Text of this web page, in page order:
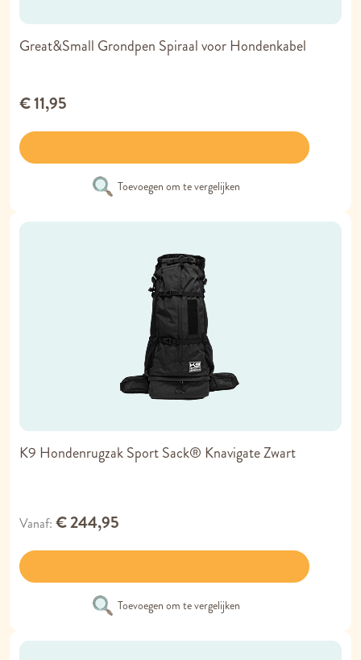
Great&Small Grondpen Spiraal voor Hondenkabel
€ 11,95
Toevoegen om te vergelijken
K9 Hondenrugzak Sport Sack® Knavigate Zwart
Vanaf € 244,95
Toevoegen om te vergelijken